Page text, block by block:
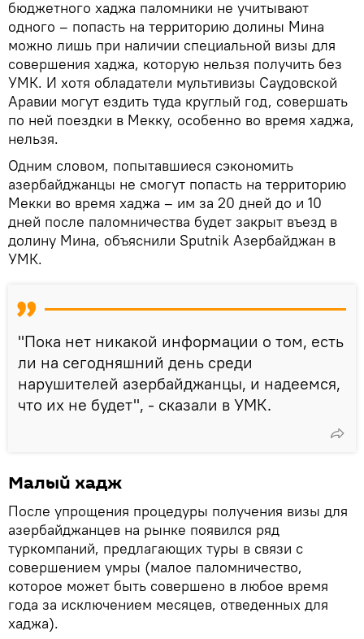
бюджетного хаджа паломники не учитывают
одного – попасть на территорию долины Мина
можно лишь при наличии специальной визы для
совершения хаджа, которую нельзя получить без
УМК. И хотя обладатели мультивизы Саудовской
Аравии могут ездить туда круглый год, совершать
по ней поездки в Мекку, особенно во время хаджа,
нельзя.
Одним словом, попытавшиеся сэкономить
азербайджанцы не смогут попасть на территорию
Мекки во время хаджа – им за 20 дней до и 10
дней после паломничества будет закрыт въезд в
долину Мина, объяснили Sputnik Азербайджан в
УМК.
"Пока нет никакой информации о том, есть
ли на сегодняшний день среди
нарушителей азербайджанцы, и надеемся,
что их не будет", - сказали в УМК.
Малый хадж
После упрощения процедуры получения визы для
азербайджанцев на рынке появился ряд
туркомпаний, предлагающих туры в связи с
совершением умры (малое паломничество,
которое может быть совершено в любое время
года за исключением месяцев, отведенных для
хаджа).